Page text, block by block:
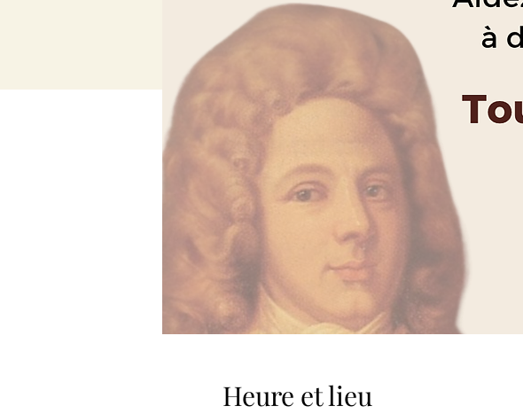
Heure et lieu